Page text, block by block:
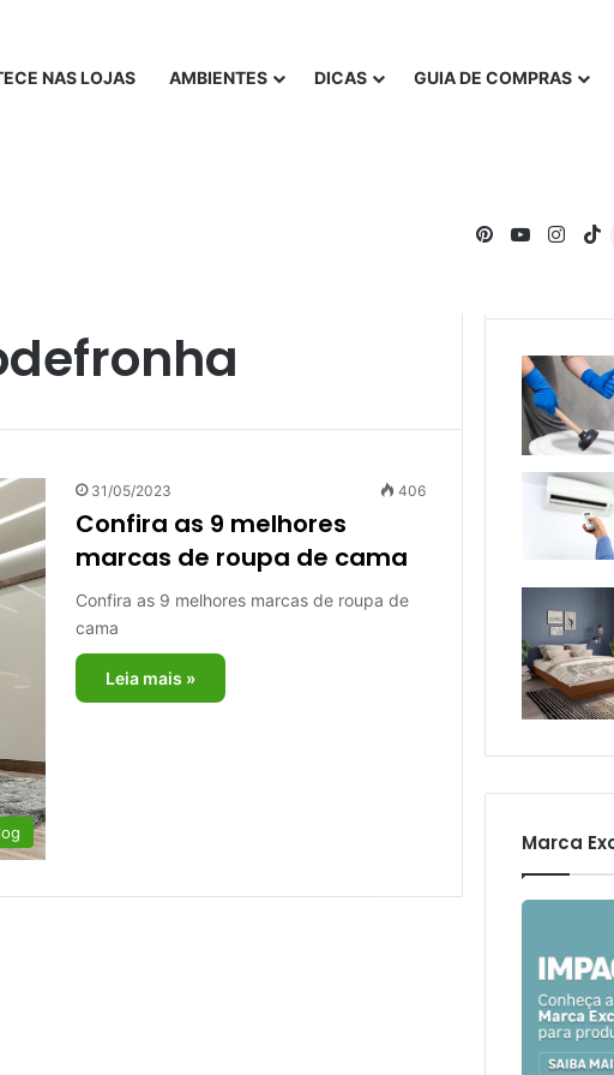
NAS LOJAS AMBIENTES DICAS GUIA DE COMPRAS
PinterestYouTube
31/05/2023 406
Confira as 9 melhores
marcas de roupa de cama
Confira as 9 melhores marcas de roupa de
cama
Leia mais »
Marca